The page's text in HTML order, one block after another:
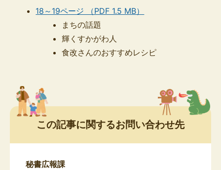
18～19ページ （PDF 1.5 MB）
まちの話題
輝くすかがわ人
食改さんのおすすめレシピ
この記事に関するお問い合わせ先
秘書広報課